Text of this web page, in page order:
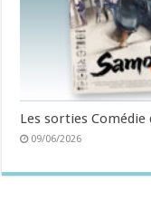
Les sorties Comédie
09/06/2026